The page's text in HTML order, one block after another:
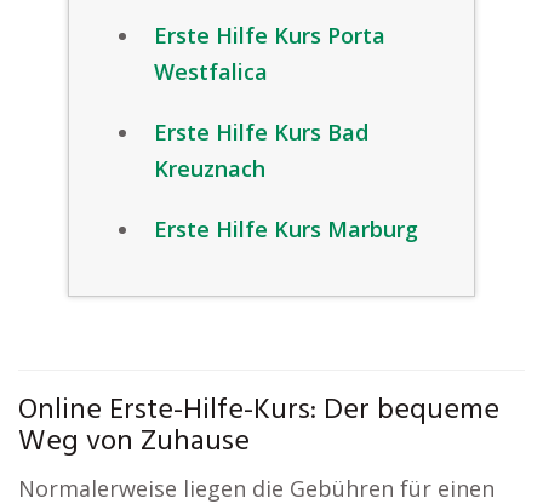
Erste Hilfe Kurs Porta
Westfalica
Erste Hilfe Kurs Bad
Kreuznach
Erste Hilfe Kurs Marburg
Online Erste-Hilfe-Kurs: Der bequeme
Weg von Zuhause
Normalerweise liegen die Gebühren für einen